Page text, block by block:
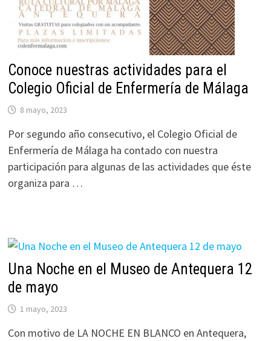
Conoce nuestras actividades para el
Colegio Oficial de Enfermería de Málaga
8 mayo, 2023
Por segundo año consecutivo, el Colegio Oficial de
Enfermería de Málaga ha contado con nuestra
participación para algunas de las actividades que éste
organiza para …
Una Noche en el Museo de Antequera 12
de mayo
1 mayo, 2023
Con motivo de LA NOCHE EN BLANCO en Antequera,